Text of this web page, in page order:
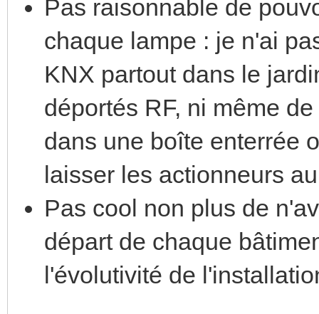
Pas raisonnable de
chaque lampe : je n'ai
KNX partout dans le
déportés RF, ni même
dans une boîte enterrée
laisser les actionneurs
Pas cool non plus de
départ de chaque
l'évolutivité de